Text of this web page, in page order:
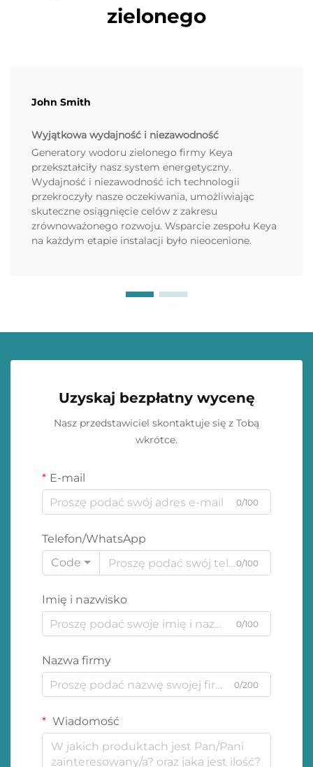
zielonego
John Smith
Wyjątkowa wydajność i niezawodność
Generatory wodoru zielonego firmy Keya
przekształciły nasz system energetyczny.
Wydajność i niezawodność ich technologii
przekroczyły nasze oczekiwania, umożliwiając
skuteczne osiągnięcie celów z zakresu
zrównoważonego rozwoju. Wsparcie zespołu Keya
na każdym etapie instalacji było nieocenione.
Uzyskaj bezpłatny wycenę
Nasz przedstawiciel skontaktuje się z Tobą
wkrótce.
E-mail
0/100
Telefon/WhatsApp
Code
0/100
Imię i nazwisko
0/100
Nazwa firmy
0/200
Wiadomość